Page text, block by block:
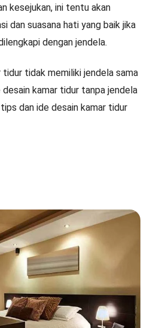
kesejukan, ini tentu akan
dan suasana hati yang baik jika
dengan jendela.
tidur tidak memiliki jendela sama
desain kamar tidur tanpa jendela
dan ide desain kamar tidur